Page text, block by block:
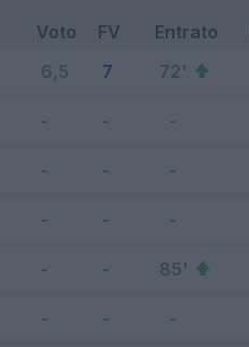
Voto FV Entrato